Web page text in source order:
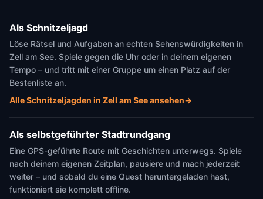
Als Schnitzeljagd
Löse Rätsel und Aufgaben an echten Sehenswürdigkeiten in
Zell am See. Spiele gegen die Uhr oder in deinem eigenen
Tempo – und tritt mit einer Gruppe um einen Platz auf der
Bestenliste an.
Alle Schnitzeljagden in Zell am See ansehen→
Als selbstgeführter Stadtrundgang
Eine GPS-geführte Route mit Geschichten unterwegs. Spiele
nach deinem eigenen Zeitplan, pausiere und mach jederzeit
weiter – und sobald du eine Quest heruntergeladen hast,
funktioniert sie komplett offline.